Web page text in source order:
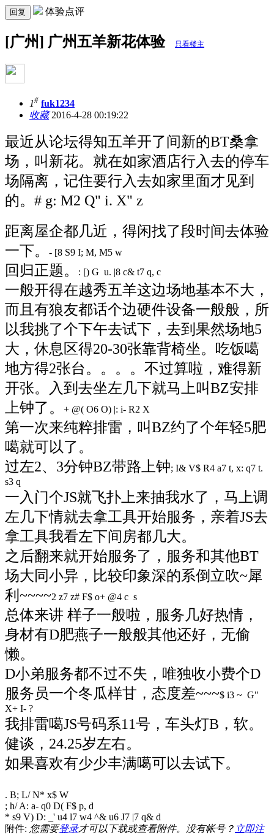
回复 体验点评
[广州] 广州五羊新花体验 只看楼主
1# fuk1234
收藏2016-4-28 00:19:22
最近从论坛得知五羊开了间新的BT桑拿
场，叫新花。 就在如家酒店行入去的停车
场隔离，记住要行入去如家里面才见到
的。 # g: M2 Q" i. X" z
距离屋企都几近，得闲找了段时间去体验
一下。
- [8 S9 I; M, M5 w
回归正题。 : [) G u. |8 c& t7 q, c
一般开得在越秀五羊这边场地基本不大，
而且有狼友都话个边硬件设备一般般，所
以我挑了个下午去试下，去到果然场地5
大，休息区得20-30张靠背椅坐。吃饭噶
地方得2张台。。。。不过算啦，难得新
开张。入到去坐左几下就马上叫BZ安排
上钟了。
+ @( O6 O) |: i- R2 X
第一次来纯粹排雷，叫BZ约了个年轻5肥
噶就可以了。
过左2、3分钟BZ带路上钟; I& V$ R4 a7 t, x: q7 t.
s3 q
一入门个JS就飞扑上来抽我水了，马上调
左几下情就去拿工具开始服务，亲着JS去
拿工具我看左下间房都几大。
之后翻来就开始服务了，服务和其他BT
场大同小异，比较印象深的系倒立吹~犀
利~~~~2 z7 z# F$ o+ @4 c s
总体来讲 样子一般啦，服务几好热情，
身材有D肥燕子一般般其他还好，无偷
懒。
D小弟服务都不过不失，唯独收小费个D
服务员一个冬瓜样甘，态度差~~~$ i3 ~ G"
X+ I- ?
我排雷噶JS号码系11号， 车头灯B，软。
健谈，24.25岁左右。
如果喜欢有少少丰满噶可以去试下。
. B; L/ N* x$ W
; h/ A: a- q0 D( F$ p, d
* s9 V) D: _' u4 l7 w4 ^& u6 J7 |7 q& d
附件: 您需要登录才可以下载或查看附件。没有帐号？ 立即注